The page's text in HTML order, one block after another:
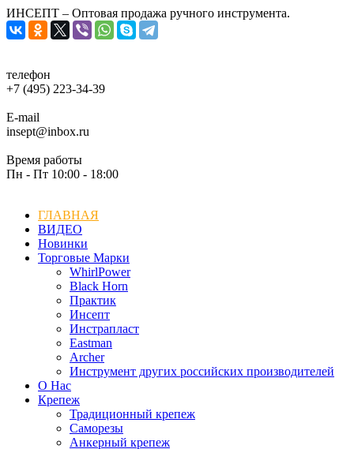
ИНСЕПТ – Оптовая продажа ручного инструмента.
телефон
+7 (495) 223-34-39
E-mail
insept@inbox.ru
Время работы
Пн - Пт 10:00 - 18:00
ГЛАВНАЯ
ВИДЕО
Новинки
Торговые Марки
WhirlPower
Black Horn
Практик
Инсепт
Инстрапласт
Eastman
Archer
Инструмент других российских производителей
О Нас
Крепеж
Традиционный крепеж
Саморезы
Анкерный крепеж